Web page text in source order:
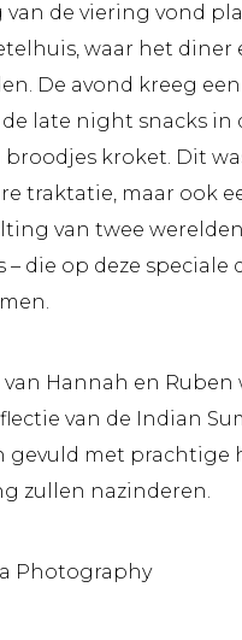
van de viering vond
waar het diner
De avond kreeg
late night snacks in
broodjes kroket. Dit
traktatie, maar ook
van twee
– die op deze speciale
Hannah en Ruben
van de Indian
gevuld met
zullen nazinderen.
Photography